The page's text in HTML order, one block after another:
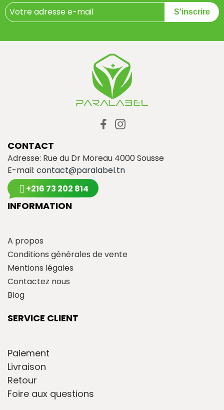
S'inscrire
CONTACT
Adresse: Rue du Dr Moreau 4000 Sousse
E-mail: contact@paralabel.tn
+216 73 202 814
INFORMATION
A propos
Conditions générales de vente
Mentions légales
Contactez nous
Blog
SERVICE CLIENT
Paiement
Livraison
Retour
Foire aux questions